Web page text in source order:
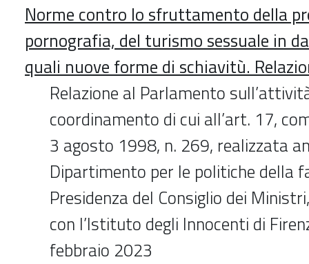
Norme contro lo sfruttamento della
pornografia, del turismo sessuale in
quali nuove forme di schiavitù.
Relazione al Parlamento
coordinamento di cui all’art. 17,
3 agosto 1998, n. 269, realizzata
Dipartimento per le politiche della
Presidenza del Consiglio dei
con l’Istituto degli Innocenti di
febbraio 2023